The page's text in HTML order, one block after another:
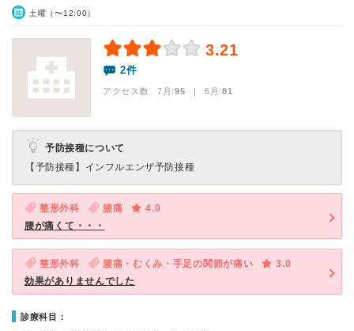
土曜（〜12:00）
3.21
2件
アクセス数 7月:95 | 6月:81
予防接種について
【予防接種】 インフルエンザ予防接種
整形外科 腰痛
4.0
腰が痛くて・・・
整形外科 腰痛・むくみ・手足の関節が痛い
3.0
効果がありませんでした
診療科目：